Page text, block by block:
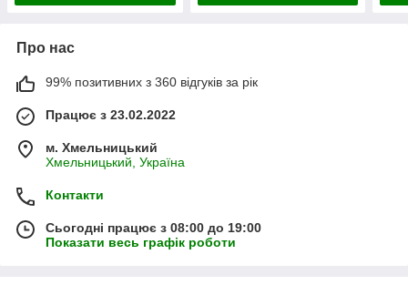
Про нас
99% позитивних з 360 відгуків за рік
Працює з 23.02.2022
м. Хмельницький
Хмельницький, Україна
Контакти
Сьогодні працює з 08:00 до 19:00
Показати весь графік роботи